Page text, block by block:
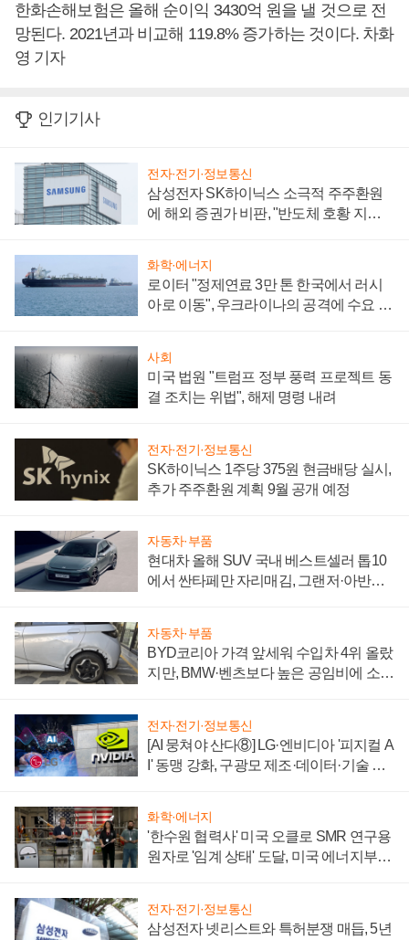
한화손해보험은 올해 순이익 3430억 원을 낼 것으로 전
망된다. 2021년과 비교해 119.8% 증가하는 것이다. 차화
영 기자
인기기사
전자·전기·정보통신
삼성전자 SK하이닉스 소극적 주주환원
에 해외 증권가 비판, "반도체 호황 지속
화학·에너지
로이터 "정제연료 3만 톤 한국에서 러시
아로 이동", 우크라이나의 공격에 수요 늘
사회
미국 법원 "트럼프 정부 풍력 프로젝트 동
결 조치는 위법", 해제 명령 내려
전자·전기·정보통신
SK하이닉스 1주당 375원 현금배당 실시,
추가 주주환원 계획 9월 공개 예정
자동차·부품
현대차 올해 SUV 국내 베스트셀러 톱10
에서 싼타페만 자리매김, 그랜저·아반떼
자동차·부품
BYD코리아 가격 앞세워 수입차 4위 올랐
지만, BMW·벤츠보다 높은 공임비에 소비
전자·전기·정보통신
[AI 뭉쳐야 산다⑧] LG·엔비디아 '피지컬 A
I' 동맹 강화, 구광모 제조·데이터·기술 결
화학·에너지
'한수원 협력사' 미국 오클로 SMR 연구용
원자로 '임계 상태' 도달, 미국 에너지부
전자·전기·정보통신
삼성전자 넷리스트와 특허분쟁 매듭, 5년